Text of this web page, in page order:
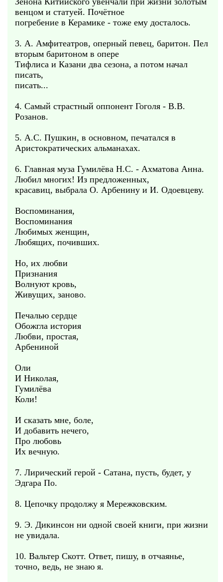
венцом и статуей. Почётное
погребение в Керамике - тоже ему досталось.
3. А. Амфитеатров, оперный певец, баритон. Пел
вторым баритоном в опере
Тифлиса и Казани два сезона, а потом начал
писать,
писать...
4. Самый страстный оппонент Гоголя - В.В.
Розанов.
5. А.С. Пушкин, в основном, печатался в
Аристократических альманахах.
6. Главная муза Гумилёва Н.С. - Ахматова Анна.
Любил многих! Из предложенных,
красавиц, выбрала О. Арбенину и И. Одоевцеву.
Воспоминания,
Воспоминания
Любимых женщин,
Любящих, почивших.
Но, их любви
Признания
Волнуют кровь,
Живущих, заново.
Печалью сердце
Обожгла история
Любви, простая,
Арбениной
Оли
И Николая,
Гумилёва
Коли!
И сказать мне, боле,
И добавить нечего,
Про любовь
Их вечную.
7. Лирический герой - Сатана, пусть, будет, у
Эдгара По.
8. Цепочку продолжу я Мережковским.
9. Э. Дикинсон ни одной своей книги, при жизни
не увидала.
10. Вальтер Скотт. Ответ, пишу, в отчаянье,
точно, ведь, не знаю я.